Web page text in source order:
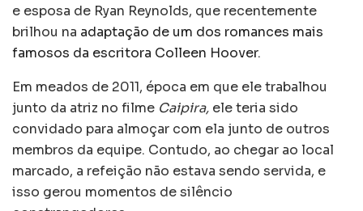
e esposa de Ryan Reynolds, que recentemente
brilhou na adaptação de um dos romances mais
famosos da escritora Colleen Hoover.
Em meados de 2011, época em que ele trabalhou
junto da atriz no filme Caipira, ele teria sido
convidado para almoçar com ela junto de outros
membros da equipe. Contudo, ao chegar ao local
marcado, a refeição não estava sendo servida, e
isso gerou momentos de silêncio